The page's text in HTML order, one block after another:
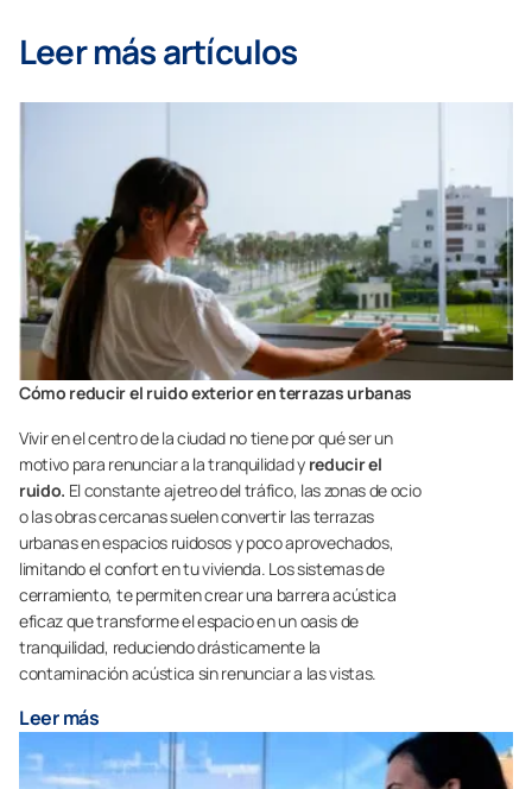
Leer más artículos
Cómo reducir el ruido exterior en terrazas urbanas
Vivir en el centro de la ciudad no tiene por qué ser un
motivo para renunciar a la tranquilidad y reducir el
ruido. El constante ajetreo del tráfico, las zonas de ocio
o las obras cercanas suelen convertir las terrazas
urbanas en espacios ruidosos y poco aprovechados,
limitando el confort en tu vivienda. Los sistemas de
cerramiento, te permiten crear una barrera acústica
eficaz que transforme el espacio en un oasis de
tranquilidad, reduciendo drásticamente la
contaminación acústica sin renunciar a las vistas.
Leer más